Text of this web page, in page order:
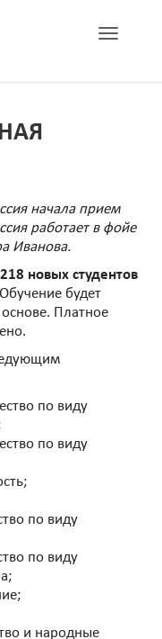
Toggle
начала прием
работает в фойе
Иванова.
218 новых студентов
будет
Платное
по виду
по виду
по виду
по виду
и народные